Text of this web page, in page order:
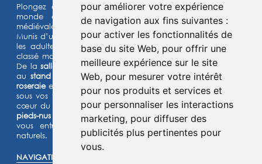
pour améliorer votre expérience
de navigation aux fins suivantes :
pour activer les fonctionnalités de
base du site Web, pour offrir une
meilleure expérience sur le site
Web, pour mesurer votre intérêt
pour nos produits et services et
pour personnaliser les interactions
marketing, pour diffuser des
publicités plus pertinentes pour
vous.
Plongez dans l'histoire et laissez-vous transporter dans un
monde de chevaliers, de princesses et de légendes
médiévales.
Munis d’un jeu d’énigmes pour les enfants et d’un quiz pour
les adultes, lancez- vous à l’assaut de notre château fort
classé monument historique et de son parc de 15 hectares.
De la salle de gardeauxremparts , desmachines de guerre
au stand d’archerie, en passant par lejardin médiéval
roseraieet les animaux de la basse-cour
l’Histoire prend vie
sous vos yeux dans cette aventure ludique et immersive au
cœur du Moyen Âge ! Deux parcours sensoriels (le chemin
pieds-nus et la forêt musicale ) et un grand labyrinthe de maïs
vous entraîneront à la découverte de grands espaces
naturels.
NAVIGATION :